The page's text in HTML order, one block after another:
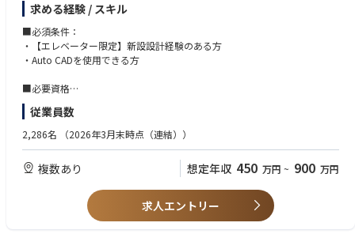
＜具体的な仕事内容＞
▼依頼
営業部から依頼を受け、エレベーターの全体設計（電気設計は除く）を担
当。
建築全体図にエレベーター図面、取付図詳細を図面化し、打合せを行いな
▼エレベーター部品手配
エレベーター一式（カゴ、昇降路、乗場関係の機械部品、操作盤）の手配
を協力会社に依頼。標準図と異なる部品を精査し、設計を進める。
昇降機の確認申請の書類作成。
協力会社から納品された部品の検品。
求める経験 / スキル
■必須条件：
・【エレベーター限定】新設設計経験のある方
・Auto CADを使用できる方
■必要資格
普通自動車第一種運転免許（AT限定可）
従業員数
2,286名 （2026年3月末時点（連結））
複数あり 想定年収 450 万円 ~ 900 万円
求人エントリー